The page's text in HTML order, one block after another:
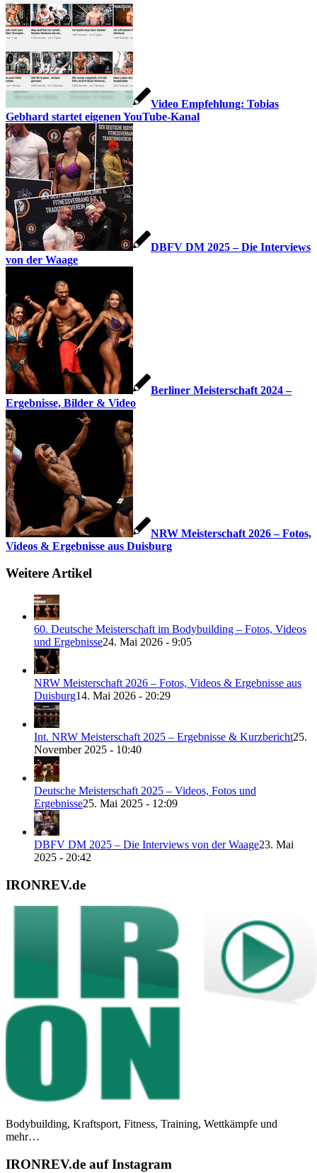
Video Empfehlung: Tobias
Gebhard startet eigenen YouTube-Kanal
DBFV DM 2025 – Die Interviews
von der Waage
Berliner Meisterschaft 2024 –
Ergebnisse, Bilder & Video
NRW Meisterschaft 2026 – Fotos,
Videos & Ergebnisse aus Duisburg
Weitere Artikel
60. Deutsche Meisterschaft im Bodybuilding – Fotos, Videos
und Ergebnisse24. Mai 2026 - 9:05
NRW Meisterschaft 2026 – Fotos, Videos & Ergebnisse aus
Duisburg14. Mai 2026 - 20:29
Int. NRW Meisterschaft 2025 – Ergebnisse & Kurzbericht25.
November 2025 - 10:40
Deutsche Meisterschaft 2025 – Videos, Fotos und
Ergebnisse25. Mai 2025 - 12:09
DBFV DM 2025 – Die Interviews von der Waage23. Mai
2025 - 20:42
IRONREV.de
Bodybuilding, Kraftsport, Fitness, Training, Wettkämpfe und
mehr…
IRONREV.de auf Instagram